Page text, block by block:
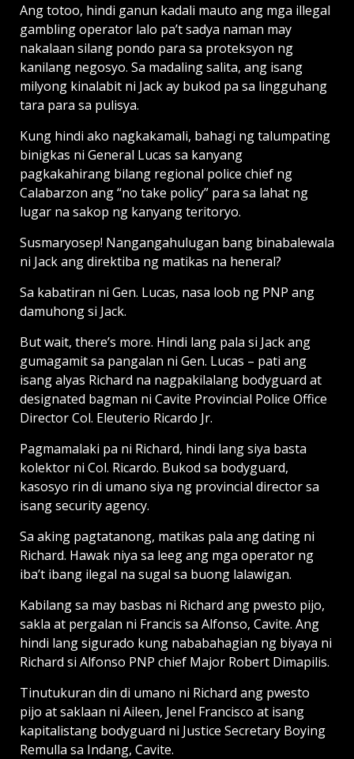
Ang totoo, hindi ganun kadali mauto ang mga illegal
gambling operator lalo pa’t sadya naman may
nakalaan silang pondo para sa proteksyon ng
kanilang negosyo. Sa madaling salita, ang isang
milyong kinalabit ni Jack ay bukod pa sa lingguhang
tara para sa pulisya.
Kung hindi ako nagkakamali, bahagi ng talumpating
binigkas ni General Lucas sa kanyang
pagkakahirang bilang regional police chief ng
Calabarzon ang “no take policy” para sa lahat ng
lugar na sakop ng kanyang teritoryo.
Susmaryosep! Nangangahulugan bang binabalewala
ni Jack ang direktiba ng matikas na heneral?
Sa kabatiran ni Gen. Lucas, nasa loob ng PNP ang
damuhong si Jack.
But wait, there’s more. Hindi lang pala si Jack ang
gumagamit sa pangalan ni Gen. Lucas – pati ang
isang alyas Richard na nagpakilalang bodyguard at
designated bagman ni Cavite Provincial Police Office
Director Col. Eleuterio Ricardo Jr.
Pagmamalaki pa ni Richard, hindi lang siya basta
kolektor ni Col. Ricardo. Bukod sa bodyguard,
kasosyo rin di umano siya ng provincial director sa
isang security agency.
Sa aking pagtatanong, matikas pala ang dating ni
Richard. Hawak niya sa leeg ang mga operator ng
iba’t ibang ilegal na sugal sa buong lalawigan.
Kabilang sa may basbas ni Richard ang pwesto pijo,
sakla at pergalan ni Francis sa Alfonso, Cavite. Ang
hindi lang sigurado kung nababahagian ng biyaya ni
Richard si Alfonso PNP chief Major Robert Dimapilis.
Tinutukuran din di umano ni Richard ang pwesto
pijo at saklaan ni Aileen, Jenel Francisco at isang
kapitalistang bodyguard ni Justice Secretary Boying
Remulla sa Indang, Cavite.